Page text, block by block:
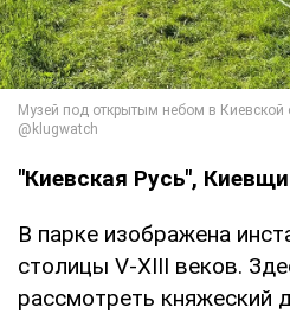
"Киевская Русь",
В парке изображена
столицы V-XIII веков.
рассмотреть княжеский